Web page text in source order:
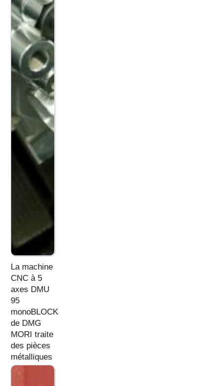
La machine
CNC à 5
axes DMU
95
monoBLOCK
de DMG
MORI traite
des pièces
métalliques